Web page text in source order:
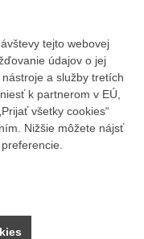
tejto webovej
údajov o jej
a služby tretích
k partnerom v EÚ,
všetky cookies“
Nižšie môžete nájsť